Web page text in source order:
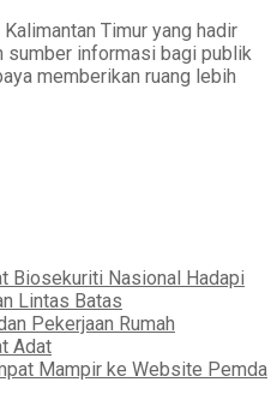
Timur yang hadir
sumber informasi bagi publik
memberikan ruang lebih
Biosekuriti Nasional Hadapi
Lintas Batas
Pekerjaan Rumah
Adat
Mampir ke Website Pemda